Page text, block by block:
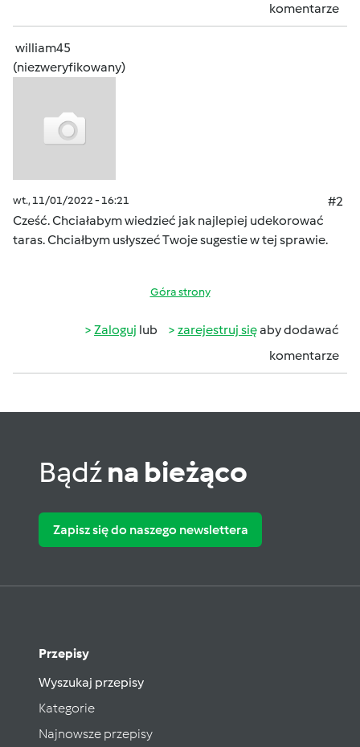
komentarze
william45
(niezweryfikowany)
wt., 11/01/2022 - 16:21
#2
Cześć. Chciałabym wiedzieć jak najlepiej udekorować
taras. Chciałbym usłyszeć Twoje sugestie w tej sprawie.
Góra strony
Zaloguj lub zarejestruj sięaby dodawać
komentarze
Bądźna bieżąco
Zapisz się do naszego newslettera
Przepisy
Wyszukaj przepisy
Kategorie
Najnowsze przepisy